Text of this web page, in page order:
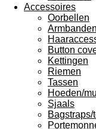
Accessoires
Oorbellen
Armbanden
Button
Kettingen
Riemen
Tassen
Hoeden/
Sjaals